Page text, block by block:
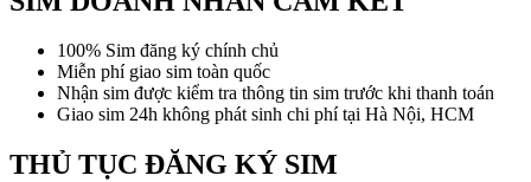
100% Sim đăng ký chính chủ
Miễn phí giao sim toàn quốc
Nhận sim được kiểm tra thông tin sim trước khi thanh toán
Giao sim 24h không phát sinh chi phí tại Hà Nội, HCM
THỦ TỤC ĐĂNG KÝ SIM